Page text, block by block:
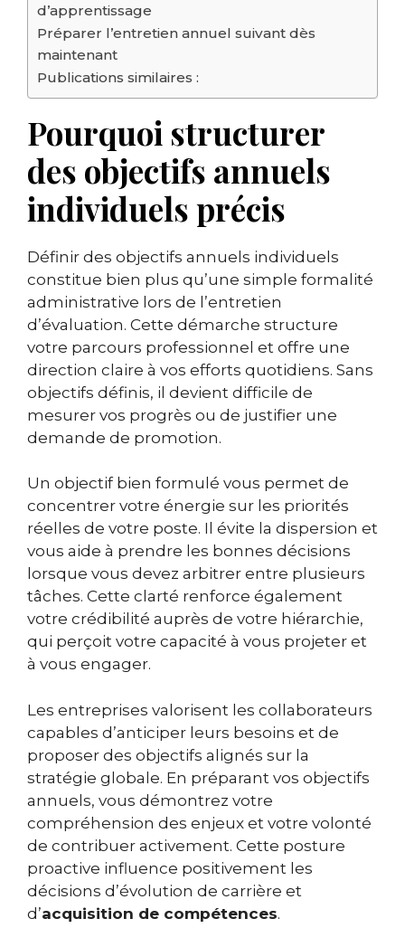
d’apprentissage
Préparer l’entretien annuel suivant dès
maintenant
Publications similaires :
Pourquoi structurer
des objectifs annuels
individuels précis
Définir des objectifs annuels individuels
constitue bien plus qu’une simple formalité
administrative lors de l’entretien
d’évaluation. Cette démarche structure
votre parcours professionnel et offre une
direction claire à vos efforts quotidiens. Sans
objectifs définis, il devient difficile de
mesurer vos progrès ou de justifier une
demande de promotion.
Un objectif bien formulé vous permet de
concentrer votre énergie sur les priorités
réelles de votre poste. Il évite la dispersion et
vous aide à prendre les bonnes décisions
lorsque vous devez arbitrer entre plusieurs
tâches. Cette clarté renforce également
votre crédibilité auprès de votre hiérarchie,
qui perçoit votre capacité à vous projeter et
à vous engager.
Les entreprises valorisent les collaborateurs
capables d’anticiper leurs besoins et de
proposer des objectifs alignés sur la
stratégie globale. En préparant vos objectifs
annuels, vous démontrez votre
compréhension des enjeux et votre volonté
de contribuer activement. Cette posture
proactive influence positivement les
décisions d’évolution de carrière et
d’acquisition de compétences.